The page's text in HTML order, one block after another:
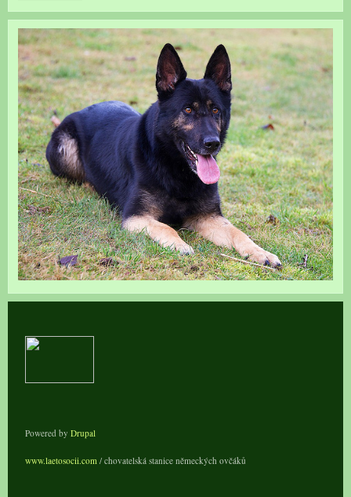
Powered by Drupal
www.laetosocii.com / chovatelská stanice německých ovčáků